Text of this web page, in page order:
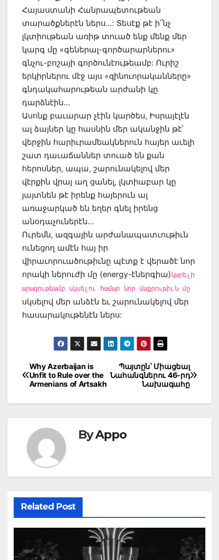
Հայաստանի Հանրապետութեան
տարածքներէն ներս…: Տեսէք թէ ի՜նչ
լկտիութեան առիթ տուած ենք մենք մեր
կարգ մը «գեներալ-գործարարներու»
գնչու-բոշայի գործունէութեամբ: Ուրիշ
երկիրներու մէջ այս «զինուորականները»
գնդակահարութեան արժանի կը
դարձնէին…
Ասոնք բաւարար չէին կարծես, Իսրայէլէն
ալ ձայներ կը հասնին մեր ականջին թէ՝
վերջին հարիւրամեակներուն հայեր աւելի
շատ դաւաճաններ տուած են քան
հերոսներ, ապա, շարունակելով մեր
վէրքին վրայ աղ ցանել, լկտիաբար կը
յայտնեն թէ իրենք հայերուն ալ
առաջարկած են եղեր գնել իրենց
անօդաչուներէն…
Ուրեմն, ազգային արժանապատւութիւն
ունեցող ամէն հայ իր
վիրաւորուածութիւնը պէտք է վերածէ նոր
որակի ներուժի մը (energy-էներգիա)կարելի
արագութեամբ սկսելու համար նոր մաքրութիւն մը
սկսելով մեր անձէն եւ շարունակելով մեր
հասարակութենէն ներս:
Post
navigation
Պայտըն՝ Միացեալ
Նահանգներու 46-րդ
Նախագահը
Why Azerbaijan is
Unfit to Rule over the
Armenians of Artsakh
ByAppo
Related Post